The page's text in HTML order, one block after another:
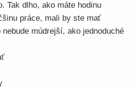
Tak dlho, ako máte hodinu
práce, mali by ste mať
múdrejší, ako jednoduché